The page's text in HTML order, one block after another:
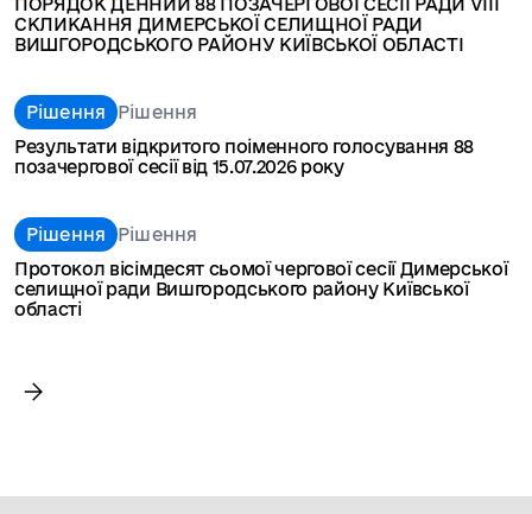
ПОРЯДОК ДЕННИЙ 88 ПОЗАЧЕРГОВОЇ СЕСІЇ РАДИ VIII
СКЛИКАННЯ ДИМЕРСЬКОЇ СЕЛИЩНОЇ РАДИ
ВИШГОРОДСЬКОГО РАЙОНУ КИЇВСЬКОЇ ОБЛАСТІ
Рішення
Рішення
Результати відкритого поіменного голосування 88
позачергової сесії від 15.07.2026 року
Рішення
Рішення
Протокол вісімдесят сьомої чергової сесії Димерської
селищної ради Вишгородського району Київської
області